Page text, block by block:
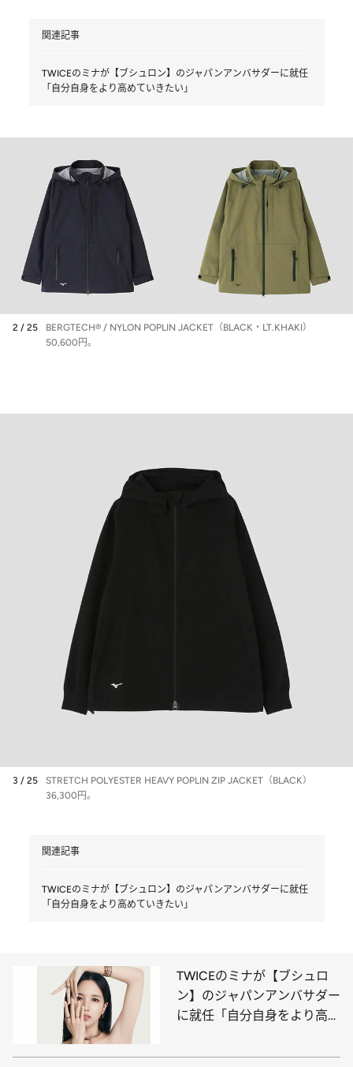
関連記事
TWICEのミナが【ブシュロン】のジャパンアンバサダーに就任
「自分自身をより高めていきたい」
2 / 25
BERGTECH® / NYLON POPLIN JACKET（BLACK・LT.KHAKI）
50,600円。
3 / 25
STRETCH POLYESTER HEAVY POPLIN ZIP JACKET（BLACK）
36,300円。
関連記事
TWICEのミナが【ブシュロン】のジャパンアンバサダーに就任
「自分自身をより高めていきたい」
TWICEのミナが【ブシュロ
ン】のジャパンアンバサダー
に就任「自分自身をより高め